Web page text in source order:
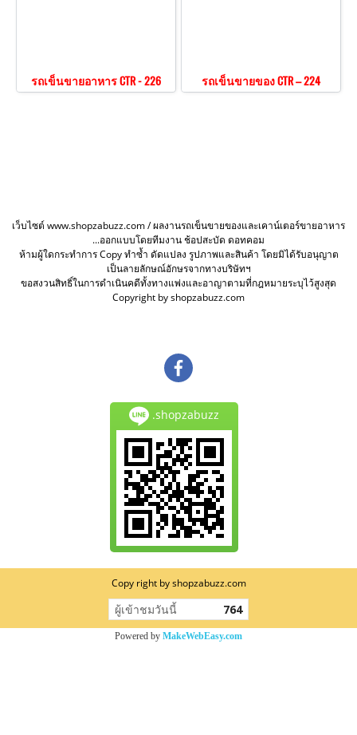
รถเข็นขายอาหาร CTR - 226 รถเข็นขายของ CTR – 224
เว็บไซต์ www.shopzabuzz.com / ผลงานรถเข็นขายของและเคาน์เตอร์ขายอาหาร
...ออกแบบโดยทีมงาน ช้อปสะบัด ดอทคอม
ห้ามผู้ใดกระทำการ Copy ทำซ้ำ ดัดแปลง รูปภาพและสินค้า โดยมิได้รับอนุญาต
เป็นลายลักษณ์อักษรจากทางบริษัทฯ
ขอสงวนสิทธิ์ในการดำเนินคดีทั้งทางแพ่งและอาญาตามที่กฎหมายระบุไว้สูงสุด
Copyright by shopzabuzz.com
.shopzabuzz
Copy right by shopzabuzz.com
ผู้เข้าชมวันนี้ 764
Powered by MakeWebEasy.com